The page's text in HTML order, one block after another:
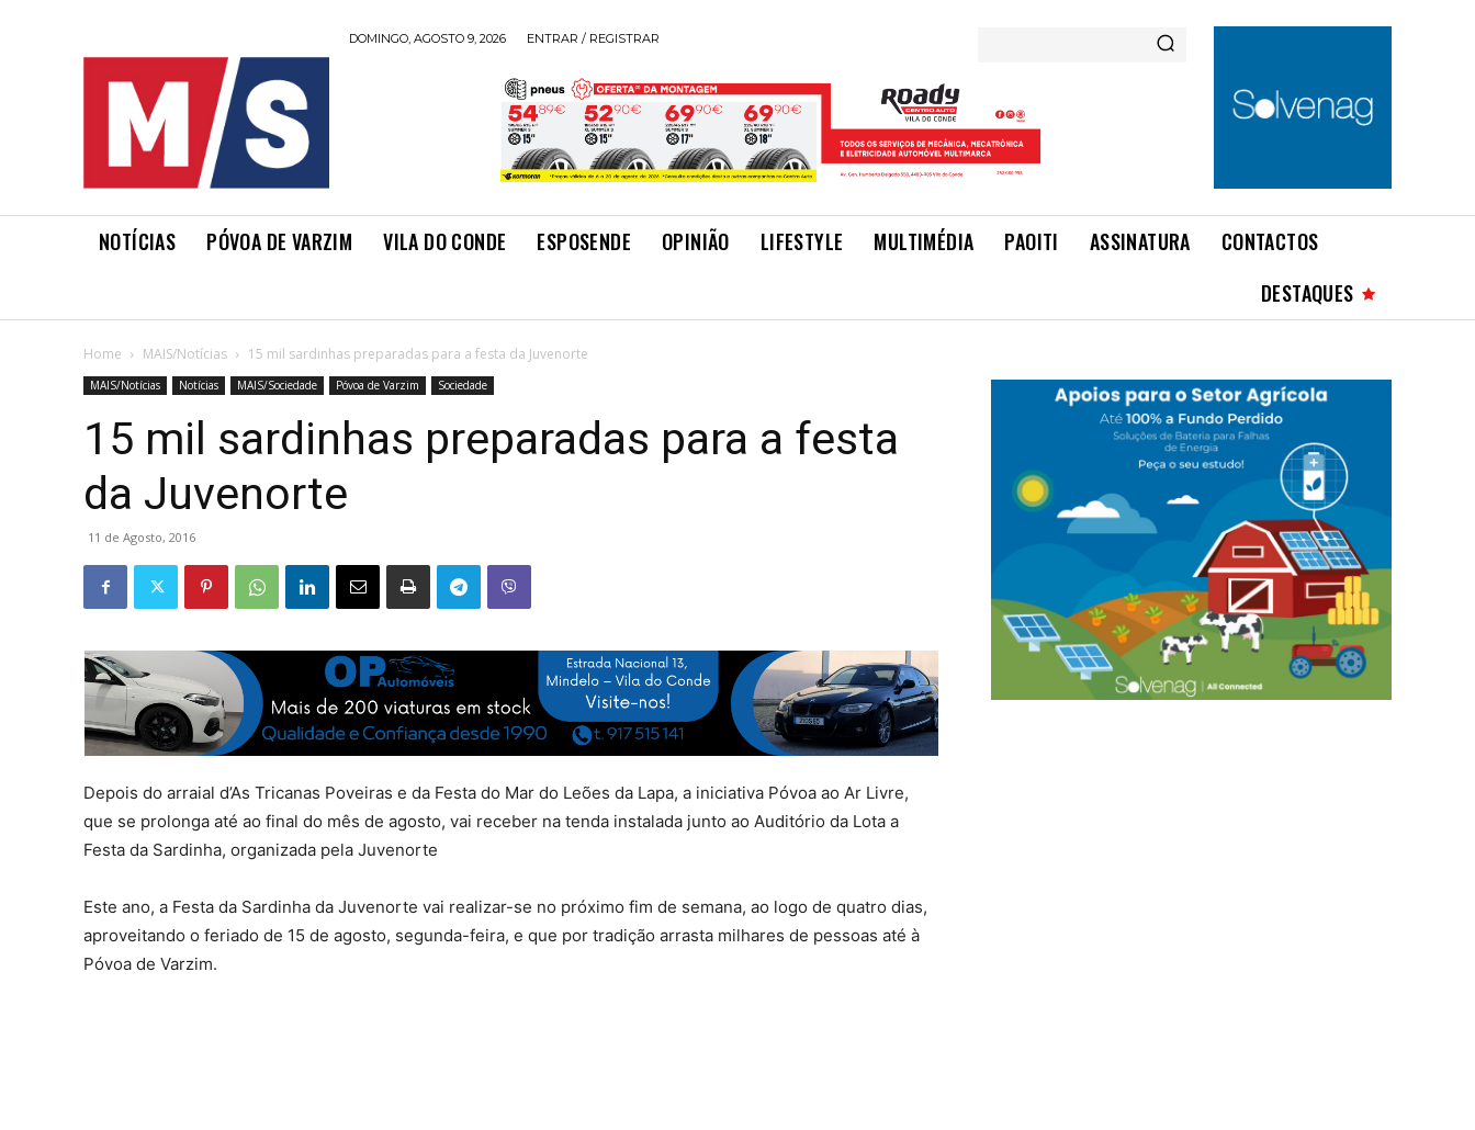
DOMINGO, AGOSTO 9, 2026 ENTRAR / REGISTRAR
NOTÍCIAS PÓVOA DE VARZIM VILA DO CONDE ESPOSENDE OPINIÃO LIFESTYLE MULTIMÉDIA PAOITI ASSINATURA
CONTACTOS
DESTAQUES
Home MAIS/Notícias 15 mil sardinhas preparadas para a festa da Juvenorte
MAIS/Notícias Notícias MAIS/Sociedade Póvoa de Varzim Sociedade
15 mil sardinhas preparadas para a festa
da Juvenorte
11 de Agosto, 2016
Depois do arraial d’As Tricanas Poveiras e da Festa do Mar do Leões da Lapa, a iniciativa Póvoa ao Ar Livre,
que se prolonga até ao final do mês de agosto, vai receber na tenda instalada junto ao Auditório da Lota a
Festa da Sardinha, organizada pela Juvenorte
Este ano, a Festa da Sardinha da Juvenorte vai realizar-se no próximo fim de semana, ao logo de quatro dias,
aproveitando o feriado de 15 de agosto, segunda-feira, e que por tradição arrasta milhares de pessoas até à
Póvoa de Varzim.